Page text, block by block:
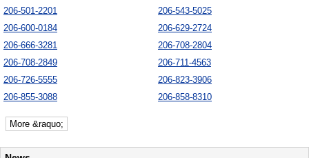
206-501-2201
206-543-5025
206-600-0184
206-629-2724
206-666-3281
206-708-2804
206-708-2849
206-711-4563
206-726-5555
206-823-3906
206-855-3088
206-858-8310
More &raquo;